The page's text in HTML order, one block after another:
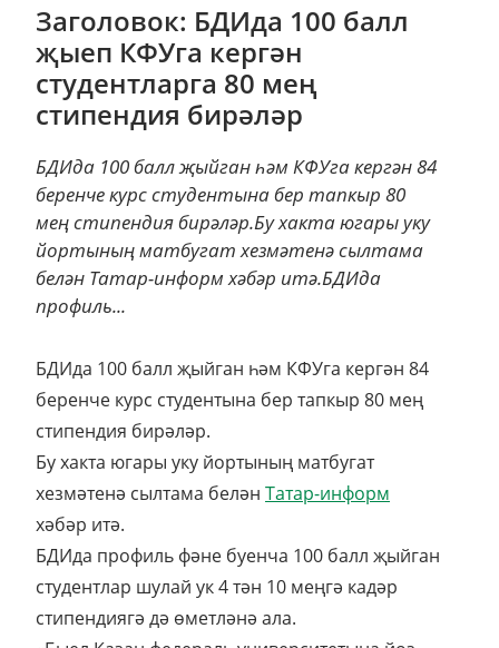
Заголовок: БДИда 100 балл
җыеп КФУга кергән
студентларга 80 мең
стипендия бирәләр
БДИда 100 балл җыйган һәм КФУга кергән 84
беренче курс студентына бер тапкыр 80
мең стипендия бирәләр.Бу хакта югары уку
йортының матбугат хезмәтенә сылтама
белән Татар-информ хәбәр итә.БДИда
профиль...
БДИда 100 балл җыйган һәм КФУга кергән 84
беренче курс студентына бер тапкыр 80 мең
стипендия бирәләр.
Бу хакта югары уку йортының матбугат
хезмәтенә сылтама белән Татар-информ
хәбәр итә.
БДИда профиль фәне буенча 100 балл җыйган
студентлар шулай ук 4 тән 10 меңгә кадәр
стипендиягә дә өметләнә ала.